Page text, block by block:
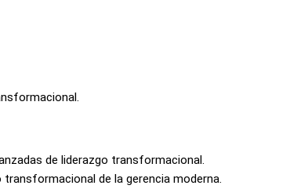
de liderazgo transformacional.
de la gerencia moderna.